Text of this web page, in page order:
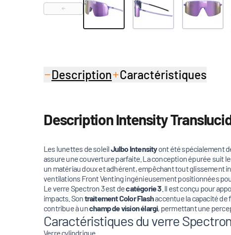
Description Caractéristiques
Description Intensity
Les lunettes de soleilJulbo Intensityont été spécialement
assure une couverture parfaite. La conception épurée suit
un matériau doux et adhérent, empêchant tout glissement
ventilations Front Venting ingénieusement positionnées
Le verre Spectron 3 est decatégorie 3 . Il est conçu pour
impacts. Sontraitement Color Flashaccentue la capacité
contribue à unchamp de vision élargi, permettant une
Caractéristiques du verre
Verre cylindrique